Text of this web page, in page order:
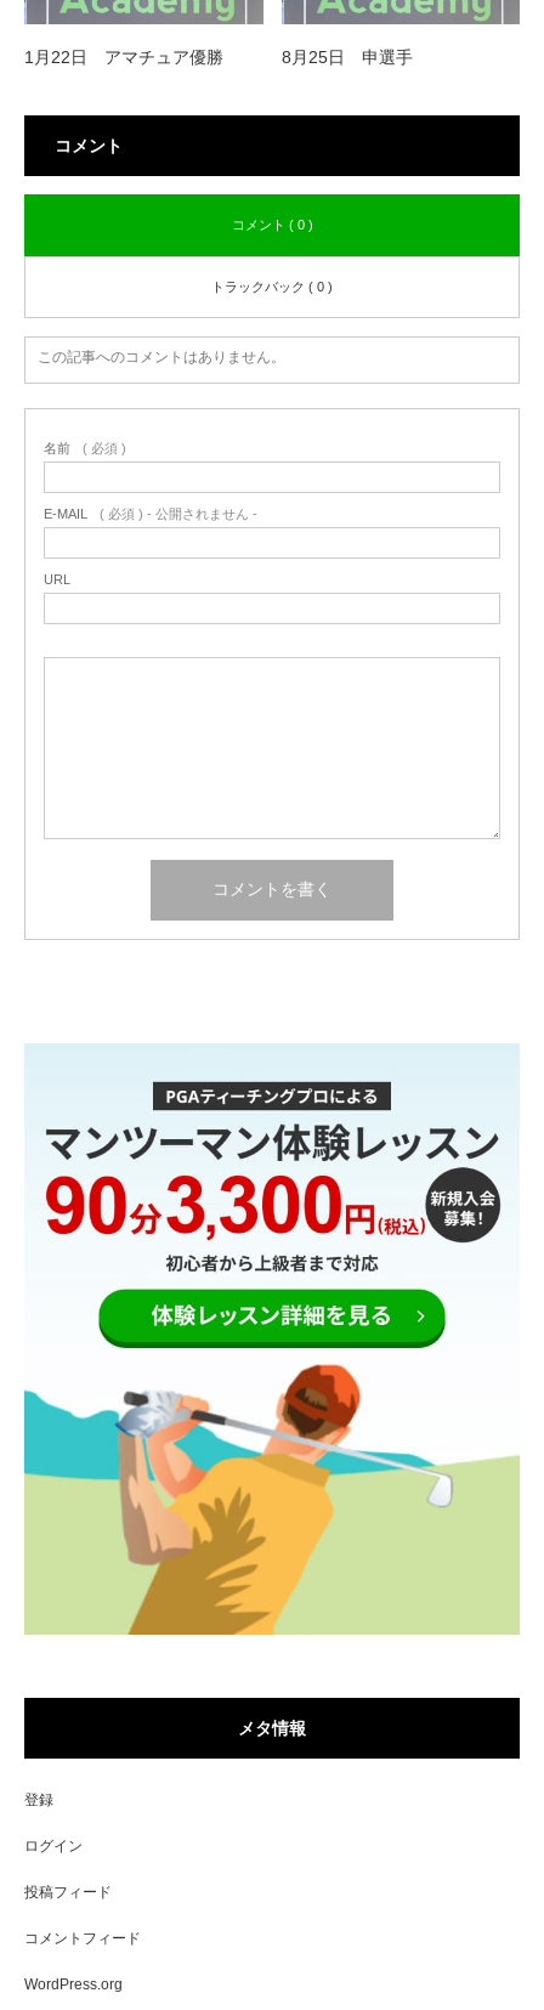
1月22日 アマチュア優勝 8月25日 申選手
コメント
コメント ( 0 )
トラックバック ( 0 )
この記事へのコメントはありません。
名前 ( 必須 )
E-MAIL ( 必須 ) - 公開されません -
URL
メタ情報
登録
ログイン
投稿フィード
コメントフィード
WordPress.org